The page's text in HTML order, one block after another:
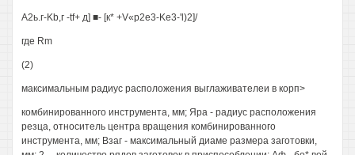
А2ь.г-Kb,г -tf+ д] ■- [к* +V«p2e3-Ke3-'l)2]/
где Rm
(2)
максимальным радиус расположения выглаживателеи в корп>
комбинированного инструмента, мм; Яра - радиус расположения
резца, относитель центра вращения комбинированного
инструмента, мм; Взаг - максимальный диаме размера заготовки,